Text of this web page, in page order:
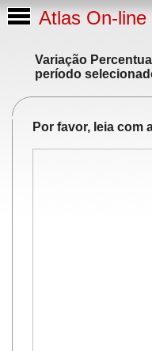
Atlas On-
Variação
período
Por favor, leia com